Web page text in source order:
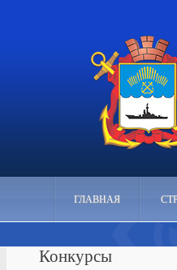
ГЛАВНАЯ
Конкурсы